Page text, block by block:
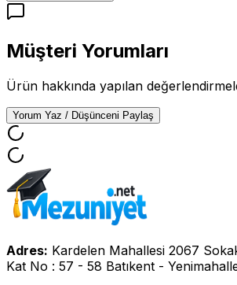
Müşteri Yorumları
Ürün hakkında yapılan
Yorum Yaz / Düşünceni Paylaş
Adres: Kardelen Mahallesi 2067
Kat No : 57 - 58 Batıkent -